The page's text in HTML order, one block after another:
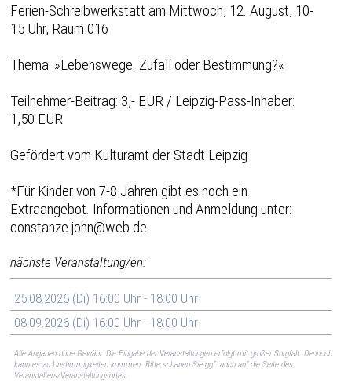
Ferien-Schreibwerkstatt am Mittwoch, 12. August, 10-
15 Uhr, Raum 016
Thema: »Lebenswege. Zufall oder Bestimmung?«
Teilnehmer-Beitrag: 3,- EUR / Leipzig-Pass-Inhaber:
1,50 EUR
Gefördert vom Kulturamt der Stadt Leipzig
*Für Kinder von 7-8 Jahren gibt es noch ein
Extraangebot. Informationen und Anmeldung unter:
constanze.john@web.de
nächste Veranstaltung/en:
25.08.2026 (Di) 16:00 Uhr - 18:00 Uhr
08.09.2026 (Di) 16:00 Uhr - 18:00 Uhr
Alle Angaben ohne Gewähr. Die Eingabe der Veranstaltungen erfolgt mit großer Sorgfalt. Dennoch
kann es zu Unstimmigkeiten kommen. Bitte schauen Sie ggf. auch auf die Seite des
Veranstalters/Veranstaltungsortes.